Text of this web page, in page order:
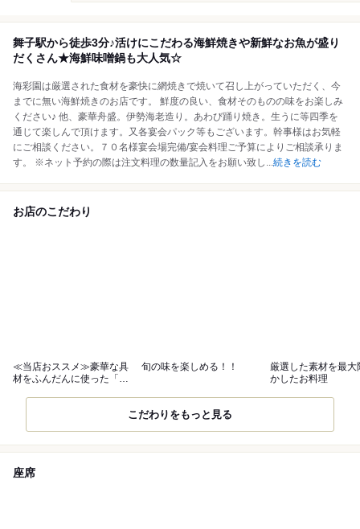
舞子駅から徒歩3分♪活けにこだわる海鮮焼きや新鮮なお魚が盛り
だくさん★海鮮味噌鍋も大人気☆
海彩園は厳選された食材を豪快に網焼きで焼いて召し上がっていただく、今
までに無い海鮮焼きのお店です。 鮮度の良い、食材そのものの味をお楽しみ
ください♪ 他、豪華舟盛。伊勢海老造り。あわび踊り焼き。生うに等四季を
通じて楽しんで頂けます。又各宴会パック等もございます。幹事様はお気軽
にご相談ください。７０名様宴会場完備/宴会料理ご予算によりご相談承りま
す。 ※ネット予約の際は注文料理の数量記入をお願い致し ...続きを読む
お店のこだわり
≪当店おススメ≫豪華な具
材をふんだんに使った「海
旬の味を楽しめる！！
厳選した素材を最大
かしたお料理
こだわりをもっと見る
座席